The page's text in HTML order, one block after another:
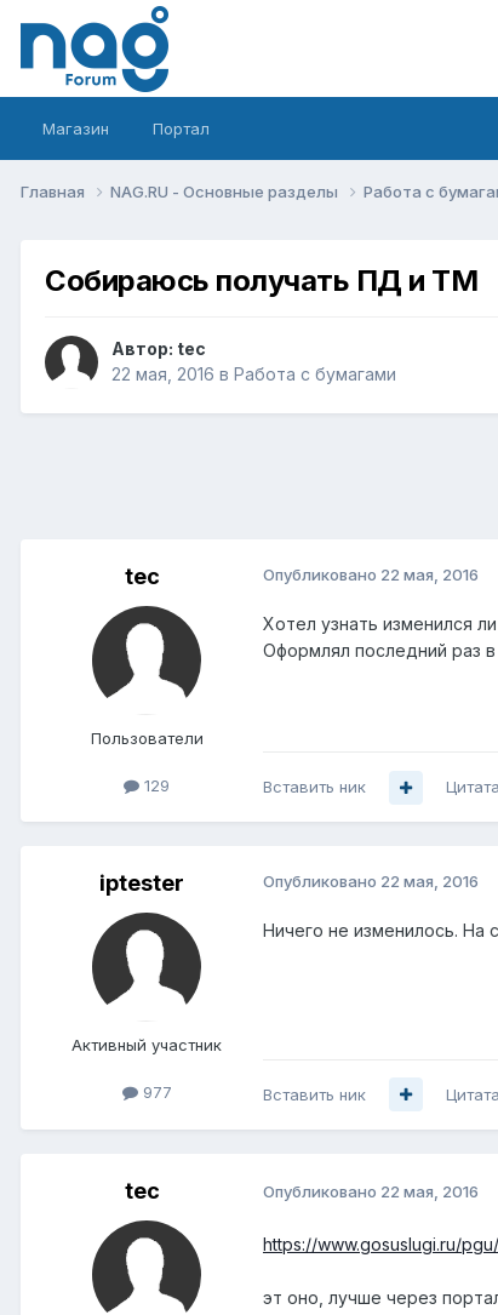
Магазин Портал
Главная NAG.RU - Основные разделы Работа с
Собираюсь получать ПД и ТМ
Автор: tec
22 мая, 2016 в Работа с бумагами
tec
Пользователи
129
Опубликовано 22 мая, 2016
Хотел узнать изменился
Оформлял последний раз
Вставить ник Цитата
iptester
Активный участник
977
Опубликовано 22 мая, 2016
Ничего не изменилось.
Вставить ник Цитата
tec Опубликовано 22 мая, 2016
https://www.gosuslugi.ru/
эт оно, лучше через